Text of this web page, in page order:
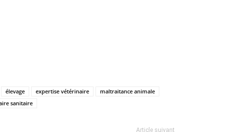
élevage expertise vétérinaire
maltraitance animale
sanitaire
Article suivant